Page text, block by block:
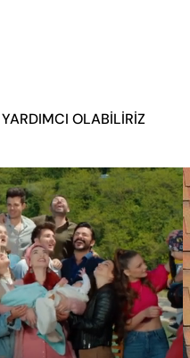
OLABİLİRİZ
: